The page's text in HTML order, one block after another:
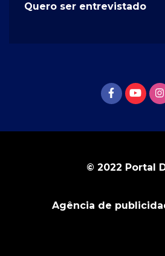
Quero ser entrevistado
© 2022 Portal
Agência de